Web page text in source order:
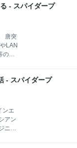
効果
の発
対
ス
サー
て
ル
しで
設現
れま
- スパイダープ
唐突
LAN
の
の利
の
する
るコ
ハー
ッ
- スパイダープ
ンエ
アン
ニア